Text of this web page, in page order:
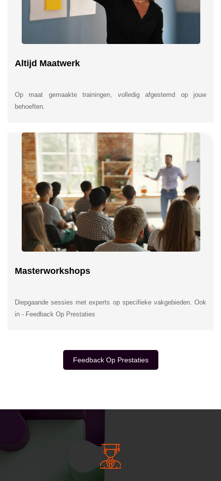
Altijd Maatwerk
Op maat gemaakte trainingen, volledig afgestemd op jouw
behoeften.
Masterworkshops
Diepgaande sessies met experts op specifieke vakgebieden. Ook
in - Feedback Op Prestaties
Feedback Op Prestaties
INSIDE INFORMATIE